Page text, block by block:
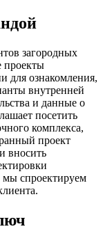
загородных
проекты
для ознакомления,
внутренней
и данные о
посетить
комплекса,
проект
вносить
мы спроектируем